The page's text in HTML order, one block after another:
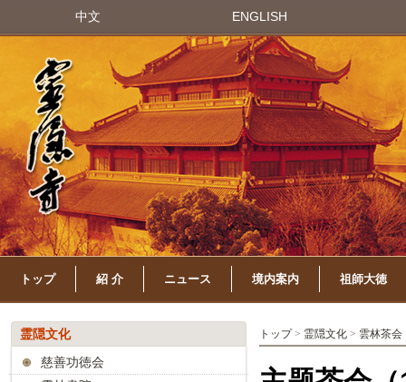
中文 ENGLISH
トップ 紹 介 ニュース 境内案内 祖師大徳
霊隠文化
慈善功徳会
トップ> 霊隠文化 > 雲林茶会